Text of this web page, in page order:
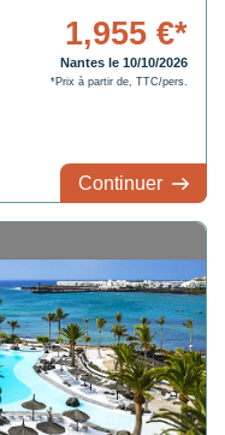
1,955 €*
Nantes le 10/10/2026
*Prix à partir de, TTC/pers.
Continuer